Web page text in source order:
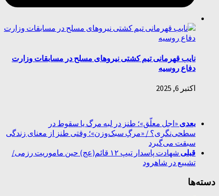
نایب قهرمانی تیم کشتی نیرو‌های مسلح در مسابقات وزارت
دفاع روسیه
اکتبر 6, 2025
بعدی «اجل معلّق»؛ طنز در لبه مرگ یا سقوط در
سطحی‌نگری؟ / «مرگِ سبک‌وزن»؛ وقتی طنز از معنای زندگی
سبقت می‌گیرد
قبلی
شهادت پاسدار تیپ ۱۲ قائم(عج) حین ماموریت رزمی/
تشییع در شاهرود
دسته‌ها